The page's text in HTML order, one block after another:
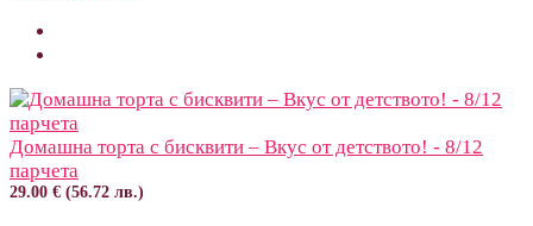
Домашна торта с бисквити – Вкус от детството! - 8/12
парчета
29.00 € (56.72 лв.)